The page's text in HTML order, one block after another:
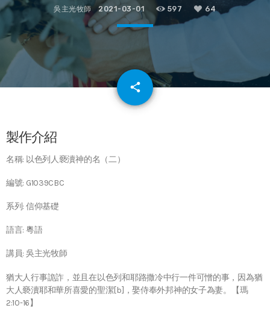
吳主光牧師 2021-03-01 597 64
share
email
製作介紹
名稱: 以色列人褻瀆神的名（二）
編號: G1039CBC
系列: 信仰基礎
語言: 粵語
講員: 吳主光牧師
猶大人行事詭詐，並且在以色列和耶路撒冷中行一件可憎的事，因為猶
大人褻瀆耶和華所喜愛的聖潔[b]，娶侍奉外邦神的女子為妻。【瑪
2:10-16】